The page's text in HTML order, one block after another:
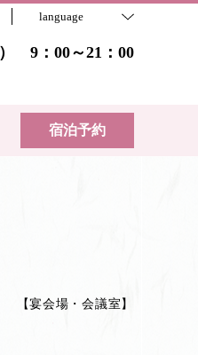
language
9：00～21：00
宿泊予約
【宴会場・会議室 】